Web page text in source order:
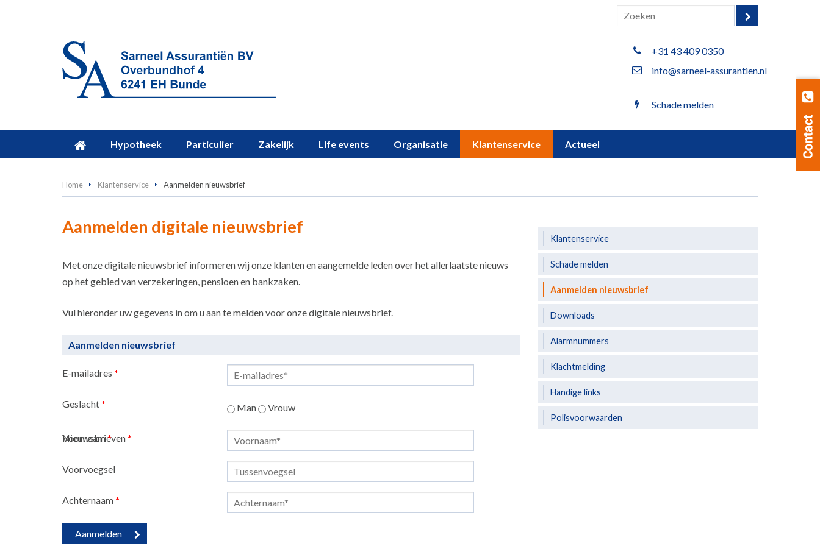
+31 43 409 0350
info@sarneel-assurantien.nl
Schade melden
Hypotheek Particulier Zakelijk Life events Organisatie Klantenservice Actueel
Home Klantenservice Aanmelden nieuwsbrief
Aanmelden digitale nieuwsbrief
Met onze digitale nieuwsbrief informeren wij onze klanten en aangemelde leden over het allerlaatste nieuws
op het gebied van verzekeringen, pensioen en bankzaken.
Vul hieronder uw gegevens in om u aan te melden voor onze digitale nieuwsbrief.
Aanmelden nieuwsbrief
E-mailadres *
Geslacht * Man Vrouw
Nieuwsbrieven *
Voornaam*
Voorvoegsel
Achternaam *
Klantenservice
Schade melden
Aanmelden nieuwsbrief
Downloads
Alarmnummers
Klachtmelding
Handige links
Polisvoorwaarden